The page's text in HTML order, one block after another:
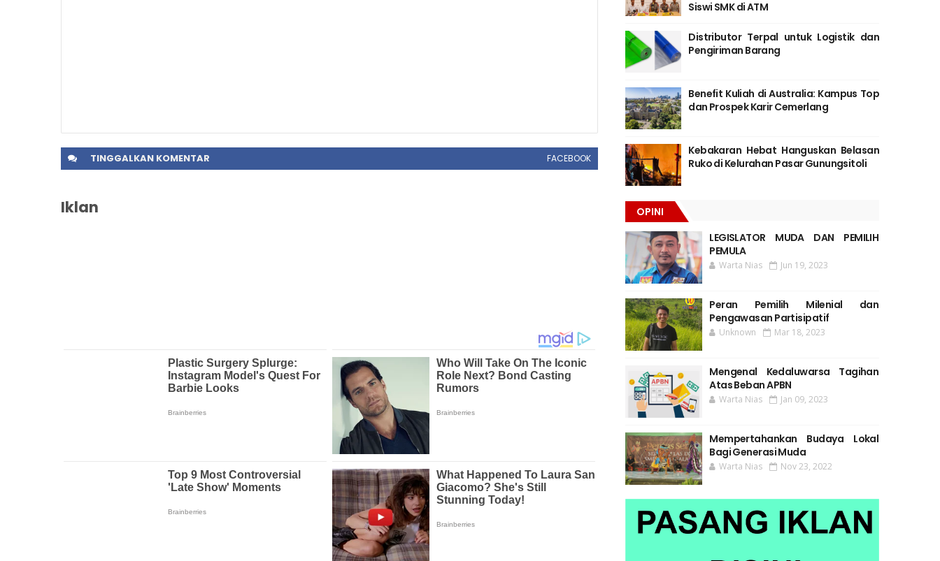
TINGGALKAN KOMENTAR FACEBOOK
Iklan
Siswi SMK di ATM
Distributor Terpal untuk Logistik dan
Pengiriman Barang
Benefit Kuliah di Australia: Kampus Top
dan Prospek Karir Cemerlang
Kebakaran Hebat Hanguskan Belasan
Ruko di Kelurahan Pasar Gunungsitoli
OPINI
LEGISLATOR MUDA DAN PEMILIH
PEMULA
Warta Nias Jun 19, 2023
Peran Pemilih Milenial dan
Pengawasan Partisipatif
Unknown Mar 18, 2023
Mengenal Kedaluwarsa Tagihan
Atas Beban APBN
Warta Nias Jan 09, 2023
Mempertahankan Budaya Lokal
Bagi Generasi Muda
Warta Nias Nov 23, 2022